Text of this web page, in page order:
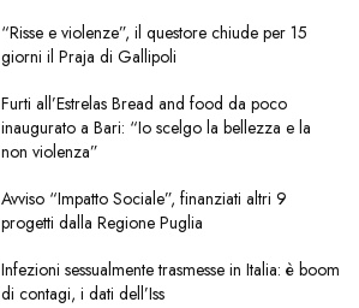
“Risse e violenze”, il questore chiude per 15
giorni il Praja di Gallipoli
Furti all’Estrelas Bread and food da poco
inaugurato a Bari: “Io scelgo la bellezza e la
non violenza”
Avviso “Impatto Sociale”, finanziati altri 9
progetti dalla Regione Puglia
Infezioni sessualmente trasmesse in Italia: è boom
di contagi, i dati dell’Iss